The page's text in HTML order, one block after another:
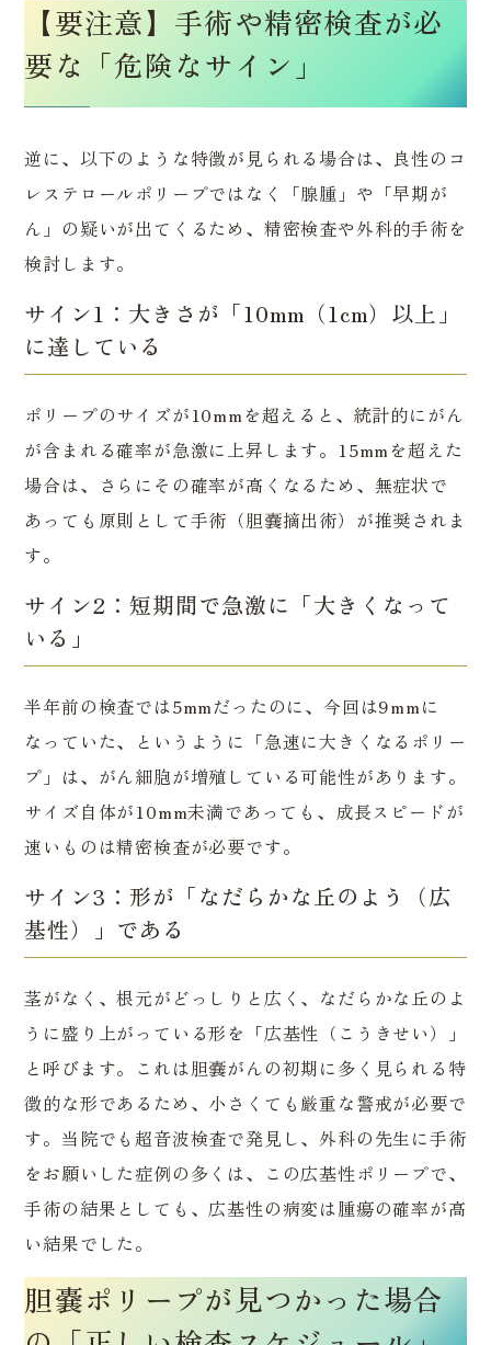
当院について 院長あいさつ・医師紹介
生活習慣病外来 漢方外来
大腸内視鏡検査（大腸カメラ） 胃内視鏡検査（胃カメラ）
【要注意】手術や精密検査が必
要な「危険なサイン」
逆に、以下のような特徴が見られる場合は、良性のコ
レステロールポリープではなく「腺腫」や「早期が
ん」の疑いが出てくるため、精密検査や外科的手術を
検討します。
サイン1：大きさが「10mm（1cm）以上」
に達している
ポリープのサイズが10mmを超えると、統計的にがん
が含まれる確率が急激に上昇します。15mmを超えた
場合は、さらにその確率が高くなるため、無症状で
あっても原則として手術（胆嚢摘出術）が推奨されま
す。
サイン2：短期間で急激に「大きくなって
いる」
半年前の検査では5mmだったのに、今回は9mmに
なっていた、というように「急速に大きくなるポリー
プ」は、がん細胞が増殖している可能性があります。
サイズ自体が10mm未満であっても、成長スピードが
速いものは精密検査が必要です。
サイン3：形が「なだらかな丘のよう（広
基性）」である
茎がなく、根元がどっしりと広く、なだらかな丘のよ
うに盛り上がっている形を「広基性（こうきせい）」
と呼びます。これは胆嚢がんの初期に多く見られる特
徴的な形であるため、小さくても厳重な警戒が必要で
す。当院でも超音波検査で発見し、外科の先生に手術
をお願いした症例の多くは、この広基性ポリープで、
手術の結果としても、広基性の病変は腫瘍の確率が高
い結果でした。
胆嚢ポリープが見つかった場合